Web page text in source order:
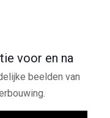
voor en na
beelden van